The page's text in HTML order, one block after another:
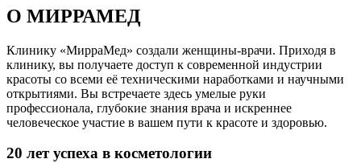
О МИРРАМЕД
Клинику «МирраМед» создали женщины-врачи. Приходя в
клинику, вы получаете доступ к современной индустрии
красоты со всеми её техническими наработками и научными
открытиями. Вы встречаете здесь умелые руки
профессионала, глубокие знания врача и искреннее
человеческое участие в вашем пути к красоте и здоровью.
20 лет успеха в косметологии